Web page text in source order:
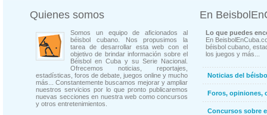
Quienes somos
Somos un equipo de aficionados al
béisbol cubano. Nos propusimos la
tarea de desarrollar esta web con el
objetivo de brindar información sobre el
Béisbol en Cuba y su Serie Nacional.
Ofrecemos noticias, reportajes,
estadísticas, foros de debate, juegos online y mucho
más... Constantemente buscamos mejorar y ampliar
nuestros servicios por lo que pronto publicaremos
nuevas secciones en nuestra web como concursos
y otros entretenimientos.
En
Lo que puedes
En
béisbol cubano,
los juegos y más...
Noticias del
Foros, opiniones,
Concursos sobre